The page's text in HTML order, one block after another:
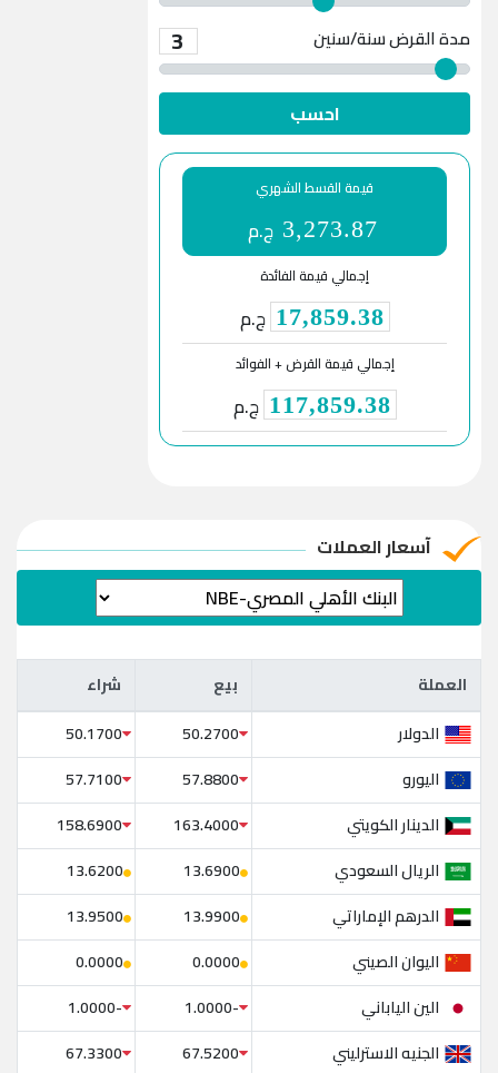
مدة القرض 3 سنة/سنين
احسب
قيمة القسط الشهري
3,273.87 ج.م
إجمالي قيمة الفائدة
17,859.38 ج.م
إجمالي قيمة القرض + الفوائد
117,859.38 ج.م
آسعار العملات
العملة بيع شراء العملة بيع
شراء
الدولار
50.2700
50.1700
اليورو
57.8800
57.7100
الدينار الكويتي
163.4000
158.6900
الريال السعودي
13.6900
13.6200
الدرهم الإماراتي
13.9900
13.9500
اليوان الصيني
0.0000
0.0000
الين الياباني
-1.0000
-1.0000
الجنيه الاسترليني
67.5200
67.3300